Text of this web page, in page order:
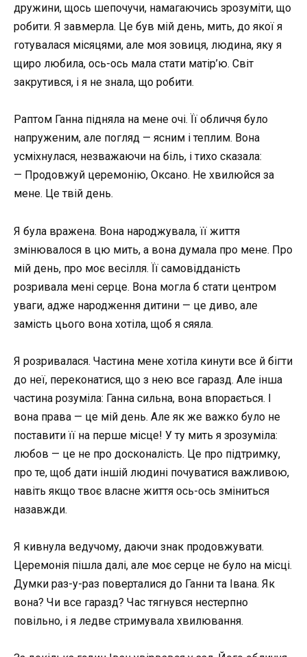
дружини, щось шепочучи, намагаючись зрозуміти, що
робити. Я завмерла. Це був мій день, мить, до якої я
готувалася місяцями, але моя зовиця, людина, яку я
щиро любила, ось-ось мала стати матір’ю. Світ
закрутився, і я не знала, що робити.
Раптом Ганна підняла на мене очі. Її обличчя було
напруженим, але погляд — ясним і теплим. Вона
усміхнулася, незважаючи на біль, і тихо сказала:
— Продовжуй церемонію, Оксано. Не хвилюйся за
мене. Це твій день.
Я була вражена. Вона народжувала, її життя
змінювалося в цю мить, а вона думала про мене. Про
мій день, про моє весілля. Її самовідданість
розривала мені серце. Вона могла б стати центром
уваги, адже народження дитини — це диво, але
замість цього вона хотіла, щоб я сяяла.
Я розривалася. Частина мене хотіла кинути все й бігти
до неї, переконатися, що з нею все гаразд. Але інша
частина розуміла: Ганна сильна, вона впорається. І
вона права — це мій день. Але як же важко було не
поставити її на перше місце! У ту мить я зрозуміла:
любов — це не про досконалість. Це про підтримку,
про те, щоб дати іншій людині почуватися важливою,
навіть якщо твоє власне життя ось-ось зміниться
назавжди.
Я кивнула ведучому, даючи знак продовжувати.
Церемонія пішла далі, але моє серце не було на місці.
Думки раз-у-раз поверталися до Ганни та Івана. Як
вона? Чи все гаразд? Час тягнувся нестерпно
повільно, і я ледве стримувала хвилювання.